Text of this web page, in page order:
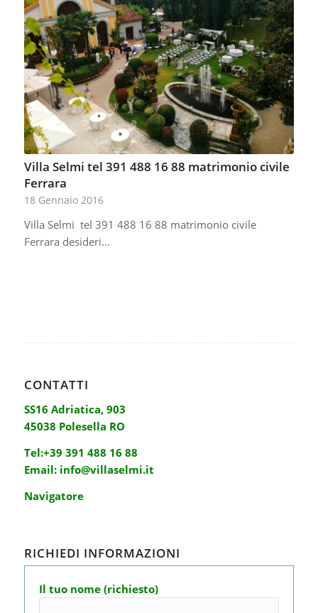
Villa Selmi tel 391 488 16 88 matrimonio civile
Ferrara
18 Gennaio 2016
Villa Selmi tel 391 488 16 88 matrimonio civile
Ferrara desideri…
CONTATTI
SS16 Adriatica, 903
45038 Polesella RO
Tel:+39 391 488 16 88
Email: info@villaselmi.it
Navigatore
RICHIEDI INFORMAZIONI
Il tuo nome (richiesto)